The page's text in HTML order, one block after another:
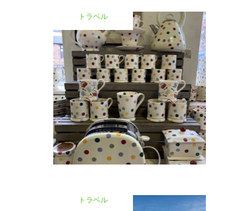
トラベル
トラベル